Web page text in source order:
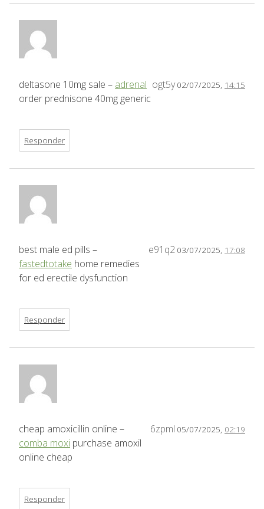
ogt5y 02/07/2025, 14:15
deltasone 10mg sale – adrenal
order prednisone 40mg generic
Responder
e91q2 03/07/2025, 17:08
best male ed pills –
fastedtotake home remedies
for ed erectile dysfunction
Responder
6zpml 05/07/2025, 02:19
cheap amoxicillin online –
comba moxi purchase amoxil
online cheap
Responder